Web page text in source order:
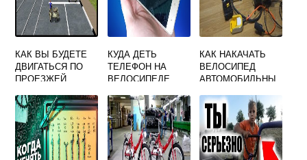
КАК ВЫ БУДЕТЕ
ДВИГАТЬСЯ ПО
ПРОЕЗЖЕЙ
ВНЕ
НАСЕЛЕННОГО
ПУНКТА ВЕДЯ
НЕИСПРАВНЫЙ
ВЕЛОСИПЕД
КУДА ДЕТЬ
ТЕЛЕФОН НА
ВЕЛОСИПЕДЕ
КАК НАКАЧАТЬ
ВЕЛОСИПЕД
АВТОМОБИЛЬНЫ